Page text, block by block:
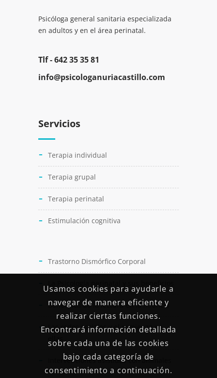
Psicóloga general sanitaria especializada
en adultos y en el área perinatal.
Tlf -642 35 35 81
info@psicologanuriacastillo.com
Servicios
Terapia individual
Terapia grupal
Terapia perinatal
Estimulación cognitiva
Trastorno Dismórfico Corporal
Beneficios de la lectura en la infancia
Las redes sociales y el comienzo en
ellas
Intervenciones asistidas con animales
Usamos cookies para ayudarle a
navegar de manera eficiente y
realizar ciertas funciones.
Encontrará información detallada
sobre cada una de las cookies
bajo cada categoría de
consentimiento a continuación.